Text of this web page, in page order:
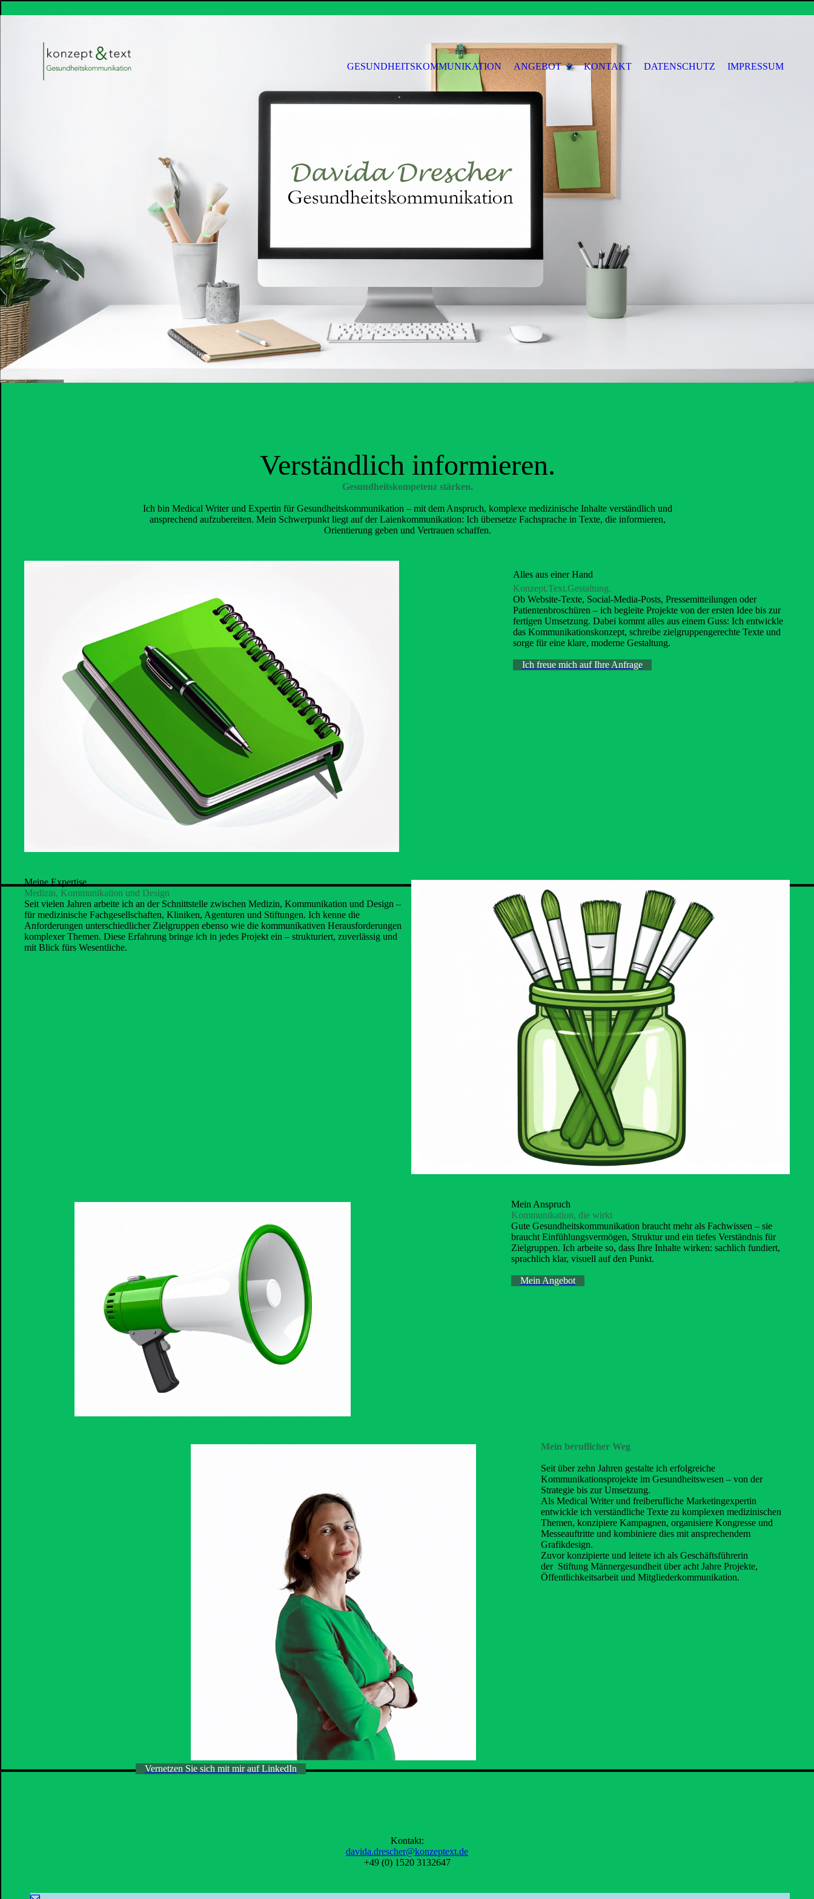
GESUNDHEITSKOMMUNIKATION ANGEBOT KONTAKT DATENSCHUTZ IMPRESSUM
Verständlich informieren.
Gesundheitskompetenz stärken.
Ich bin Medical Writer und Expertin für Gesundheitskommunikation – mit dem Anspruch, komplexe medizinische Inhalte verständlich und
ansprechend aufzubereiten. Mein Schwerpunkt liegt auf der Laienkommunikation: Ich übersetze Fachsprache in Texte, die informieren,
Orientierung geben und Vertrauen schaffen.
Alles aus einer Hand
Konzept.Text.Gestaltung.
Ob Website-Texte, Social-Media-Posts, Pressemitteilungen oder
Patientenbroschüren – ich begleite Projekte von der ersten Idee bis zur
fertigen Umsetzung. Dabei kommt alles aus einem Guss: Ich entwickle
das Kommunikationskonzept, schreibe zielgruppengerechte Texte und
sorge für eine klare, moderne Gestaltung.
Ich freue mich auf Ihre Anfrage
Meine Expertise
Medizin, Kommunikation und Design
Seit vielen Jahren arbeite ich an der Schnittstelle zwischen Medizin, Kommunikation und Design –
für medizinische Fachgesellschaften, Kliniken, Agenturen und Stiftungen. Ich kenne die
Anforderungen unterschiedlicher Zielgruppen ebenso wie die kommunikativen Herausforderungen
komplexer Themen. Diese Erfahrung bringe ich in jedes Projekt ein – strukturiert, zuverlässig und
mit Blick fürs Wesentliche.
Mein Anspruch
Kommunikation, die wirkt
Gute Gesundheitskommunikation braucht mehr als Fachwissen – sie
braucht Einfühlungsvermögen, Struktur und ein tiefes Verständnis für
Zielgruppen. Ich arbeite so, dass Ihre Inhalte wirken: sachlich fundiert,
sprachlich klar, visuell auf den Punkt.
Mein Angebot
Vernetzen Sie sich mit mir auf LinkedIn
Mein beruflicher Weg
Seit über zehn Jahren gestalte ich erfolgreiche
Kommunikationsprojekte im Gesundheitswesen – von der
Strategie bis zur Umsetzung.
Als Medical Writer und freiberufliche Marketingexpertin
entwickle ich verständliche Texte zu komplexen medizinischen
Themen, konzipiere Kampagnen, organisiere Kongresse und
Messeauftritte und kombiniere dies mit ansprechendem
Grafikdesign.
Zuvor konzipierte und leitete ich als Geschäftsführerin
der Stiftung Männergesundheit über acht Jahre Projekte,
Öffentlichkeitsarbeit und Mitgliederkommunikation.
Kontakt:
davida.drescher@konzeptext.de
+49 (0) 1520 3132647